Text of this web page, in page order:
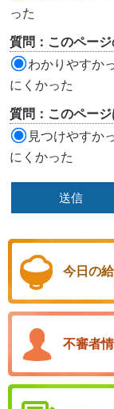
ア
った
質問：このペー
わかりやすか
にくかった
質問：このペー
見つけやすか
にくかった
今日の
不審者